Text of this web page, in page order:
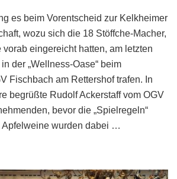
macht
das
beste
Stöffche
in
der
Stadt?“
es beim Vorentscheid zur Kelkheimer
wozu sich die 18 Stöffche-Macher,
eingereicht hatten, am letzten
der „Wellness-Oase“ beim
Fischbach am Rettershof trafen. In
begrüßte Rudolf Ackerstaff vom OGV
bevor die „Spielregeln“
Apfelweine wurden dabei …